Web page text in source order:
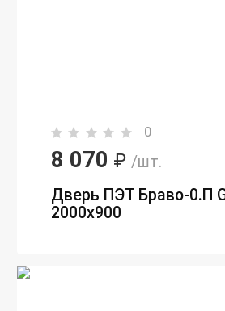
0
8 070 ₽ /шт.
Дверь ПЭТ Браво-0.П
2000х900